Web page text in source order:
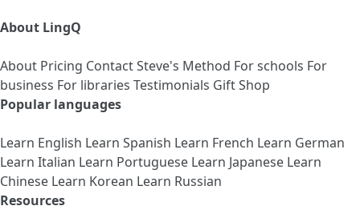
About LingQ
About Pricing ContactSteve's Method For schools For
business For libraries Testimonials Gift Shop
Popular languages
Learn English Learn Spanish Learn French Learn German
Learn Italian Learn Portuguese Learn Japanese Learn
Chinese Learn Korean Learn Russian
Resources